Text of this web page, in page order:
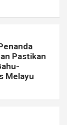
Pastikan
Melayu